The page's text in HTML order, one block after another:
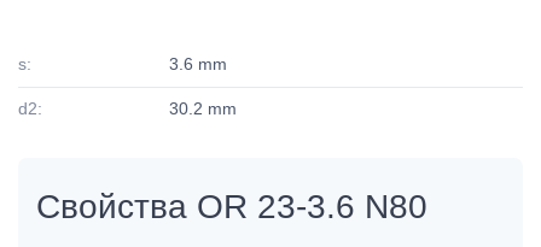
s: 3.6 mm
d2: 30.2 mm
Свойства OR 23-3.6 N80